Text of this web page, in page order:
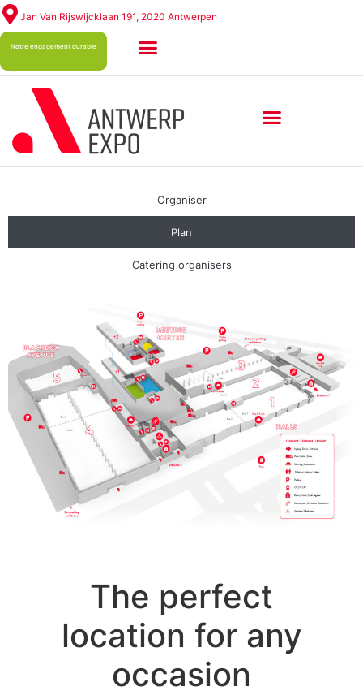
Jan Van Rijswijcklaan 191, 2020 Antwerpen
Notre engagement durable
Organiser
Plan
Catering organisers
The perfect
location for any
occasion